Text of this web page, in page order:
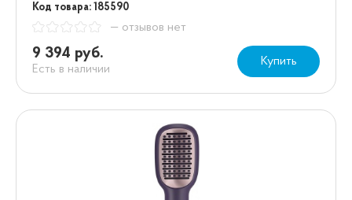
Код товара: 185590
— отзывов нет
9 394 руб.
Есть в наличии
Купить